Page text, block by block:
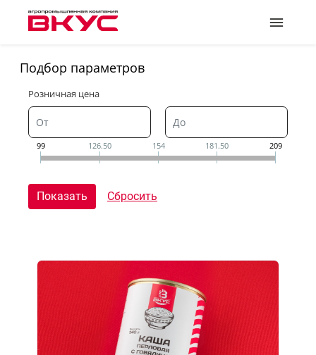
Подбор параметров
Розничная цена
99 126.50 154 181.50 209